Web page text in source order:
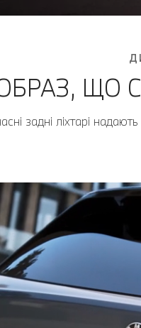
ЩО
задні ліхтарі